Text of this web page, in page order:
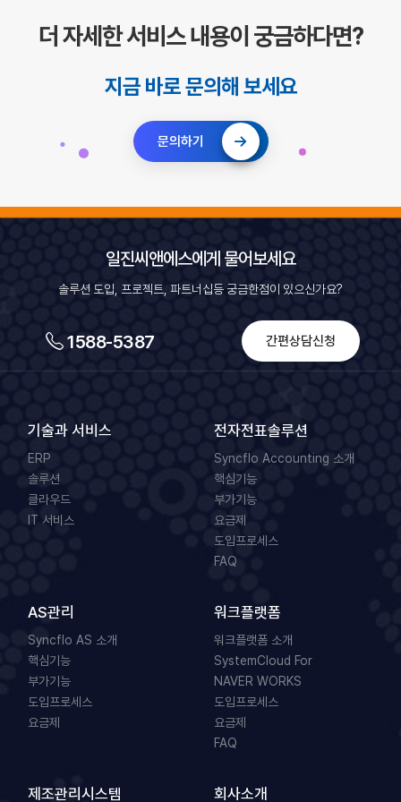
더 자세한 서비스 내용이 궁금하다면?
지금 바로 문의해 보세요
문의하기
일진씨앤에스에게 물어보세요
솔루션 도입, 프로젝트, 파트너십등 궁금한점이 있으신가요?
1588-5387 간편상담신청
기술과 서비스
ERP
솔루션
클라우드
IT 서비스
전자전표솔루션
Syncflo Accounting 소개
핵심기능
부가기능
요금제
도입프로세스
FAQ
AS관리
Syncflo AS 소개
핵심기능
부가기능
도입프로세스
요금제
워크플랫폼
워크플랫폼 소개
SystemCloud For
NAVER WORKS
도입프로세스
요금제
FAQ
제조관리시스템 회사소개